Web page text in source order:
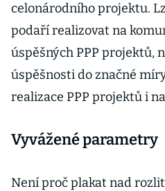
celonárodního projektu.
podaří realizovat na
úspěšných PPP projektů,
úspěšnosti do značné
realizace PPP projektů i
Vyvážené parametry
Není proč plakat nad